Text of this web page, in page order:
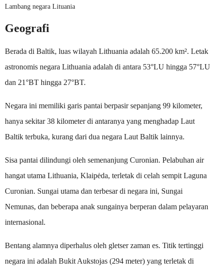
Lambang negara Lituania
Geografi
Berada di Baltik, luas wilayah Lithuania adalah 65.200 km². Letak
astronomis negara Lithuania adalah di antara 53°LU hingga 57°LU
dan 21°BT hingga 27°BT.
Negara ini memiliki garis pantai berpasir sepanjang 99 kilometer,
hanya sekitar 38 kilometer di antaranya yang menghadap Laut
Baltik terbuka, kurang dari dua negara Laut Baltik lainnya.
Sisa pantai dilindungi oleh semenanjung Curonian. Pelabuhan air
hangat utama Lithuania, Klaipėda, terletak di celah sempit Laguna
Curonian. Sungai utama dan terbesar di negara ini, Sungai
Nemunas, dan beberapa anak sungainya berperan dalam pelayaran
internasional.
Bentang alamnya diperhalus oleh gletser zaman es. Titik tertinggi
negara ini adalah Bukit Aukstojas (294 meter) yang terletak di